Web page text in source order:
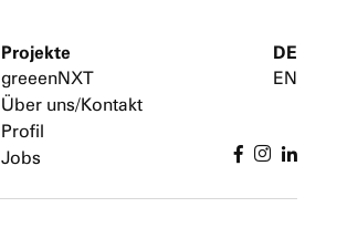
Projekte
greeenNXT
Über uns/Kontakt
Profil
Jobs
DE
EN